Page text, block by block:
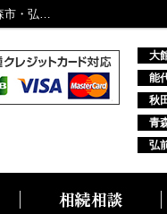
柴平駅の物件一覧｜大館市・能代市・秋田市・青森市・弘前市の不動産情報なら株式会社リブエス
大
能
秋
青
弘